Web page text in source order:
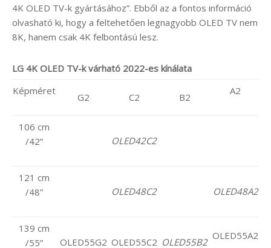
4K OLED TV-k gyártásához”. Ebből az a fontos információ
olvasható ki, hogy a feltehetően legnagyobb OLED TV nem
8K, hanem csak 4K felbontású lesz.
LG 4K OLED TV-k várható 2022-es kínálata
Képméret
G2 C2 B2
A2
106 cm
/42”
OLED42C2
121 cm
/48”
OLED48C2 OLED48A2
139 cm
/55”
OLED55G2 OLED55C2 OLED55B2
OLED55A2